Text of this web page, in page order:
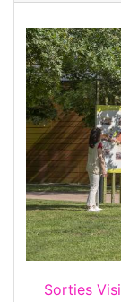
Sorties